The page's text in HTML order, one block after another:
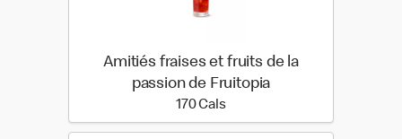
Amitiés fraises et fruits de la
passion de Fruitopia
170 Cals170 calories